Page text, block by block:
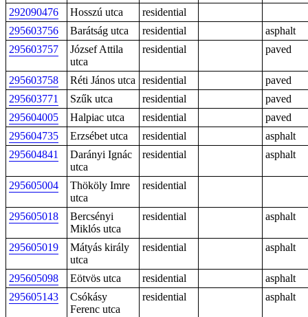
292090476 Hosszú utca
residential
295603756
Barátság utca residential
asphalt
295603757
József Attila
utca
residential paved
295603758 Réti János utca residential
paved
295603771
Szűk utca residential
paved
295604005
Halpiac utca residential
paved
295604735
Erzsébet utca residential
asphalt
295604841
Darányi Ignác
utca
residential asphalt
295605004
Thököly Imre
utca
residential
295605018
Bercsényi
Miklós utca
residential asphalt
295605019
Mátyás király
utca
residential asphalt
295605098 Eötvös utca residential
asphalt
295605143
Csókásy
Ferenc utca
residential asphalt